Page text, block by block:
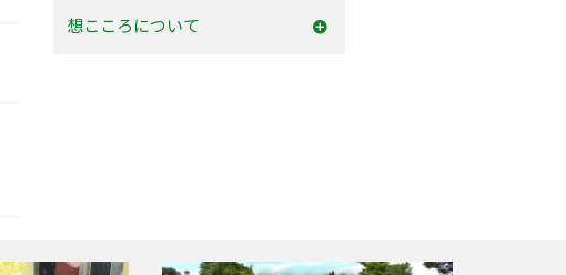
デザイン墓石
神奈川県
お墓を建てる
想こころについて